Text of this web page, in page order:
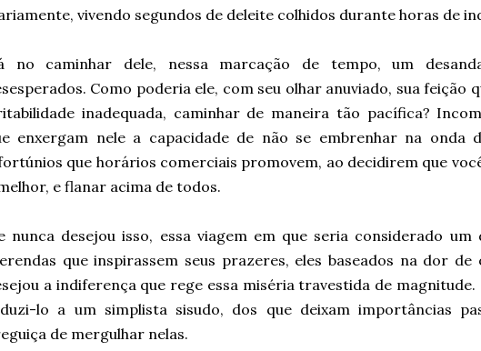
vivendo segundos de deleite colhidos durante horas de
no caminhar dele, nessa marcação de tempo, um
Como poderia ele, com seu olhar anuviado, sua feição
inadequada, caminhar de maneira tão pacífica?
enxergam nele a capacidade de não se embrenhar na onda
que horários comerciais promovem, ao decidirem que
e flanar acima de todos.
nunca desejou isso, essa viagem em que seria considerado um
que inspirassem seus prazeres, eles baseados na dor de
a indiferença que rege essa miséria travestida de magnitude.
lo a um simplista sisudo, dos que deixam importâncias
de mergulhar nelas.